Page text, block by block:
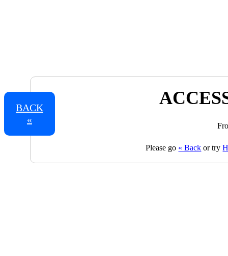
BACK
«
Please go « Back or try